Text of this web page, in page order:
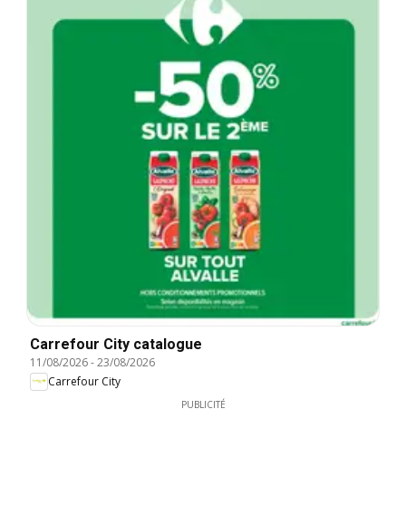
Carrefour City catalogue
11/08/2026-23/08/2026
Carrefour City
PUBLICITÉ